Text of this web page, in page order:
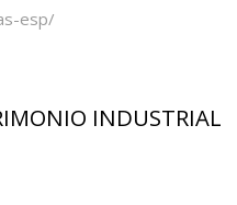
esp/
INDUSTRIAL